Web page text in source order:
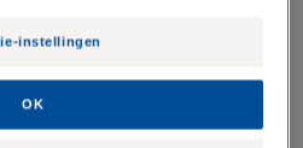
lichaamstemperatuur stijgt bij
warm weer. De
zich in onze hersenen
instellingen
OK